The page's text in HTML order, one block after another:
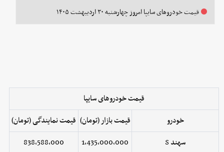
قیمت خودرو‌های سایپا امروز چهارشنبه ۳۰ اردیبهشت ۱۴۰۵
قیمت خودروهای سایپا
خودرو
قیمت بازار (تومان) قیمت نمایندگی (تومان)
سهند S
1,435,000,000
838,588,000